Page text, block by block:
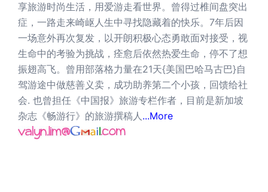
享旅游时尚生活，用爱游走看世界。曾得过椎间盘突出
症，一路走来崎岖人生中寻找隐藏着的快乐。7年后因
一场意外再次复发，以开朗积极心态勇敢面对接受，视
生命中的考验为挑战，痊愈后依然热爱生命，停不了想
振翅高飞。曾用部落格力量在21天{美国巴哈马古巴}自
驾游途中做慈善义卖，成功助养第二个小孩，回馈给社
会. 也曾担任《中国报》旅游专栏作者，目前是新加坡
杂志《畅游行》的旅游撰稿人 ...More